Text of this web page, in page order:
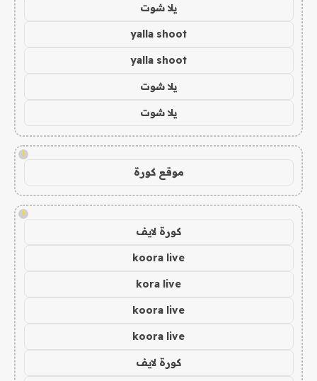
يلا شوت
yalla shoot
yalla shoot
يلا شوت
يلا شوت
!
موقع كورة
!
كورة لايف
koora live
kora live
koora live
koora live
كورة لايف